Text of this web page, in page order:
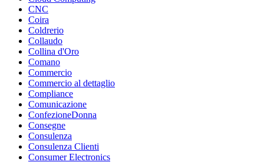
CNC
Coira
Coldrerio
Collaudo
Collina d'Oro
Comano
Commercio
Commercio al dettaglio
Compliance
Comunicazione
ConfezioneDonna
Consegne
Consulenza
Consulenza Clienti
Consumer Electronics